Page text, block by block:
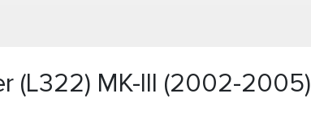
(L322) MK-III (2002-2005)